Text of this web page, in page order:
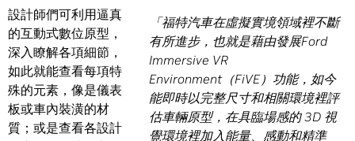
「福特汽車在虛擬實境領域裡不斷
有所進步，也就是藉由發展Ford
Immersive VR
Environment（FiVE）功能，如今
能即時以完整尺寸和相關環境裡評
估車輛原型，在具臨場感的 3D 視
覺環境裡加入能量、感動和精準
設計師們可利用逼真
的互動式數位原型，
深入瞭解各項細節，
如此就能查看每項特
殊的元素，像是儀表
板或車內裝潢的材
質；或是查看各設計